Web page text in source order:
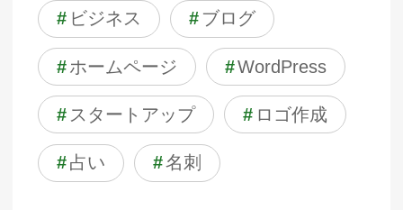
# ビジネス # ブログ
#ホームページ #WordPress
# スタートアップ # ロゴ作成
#占い #名刺